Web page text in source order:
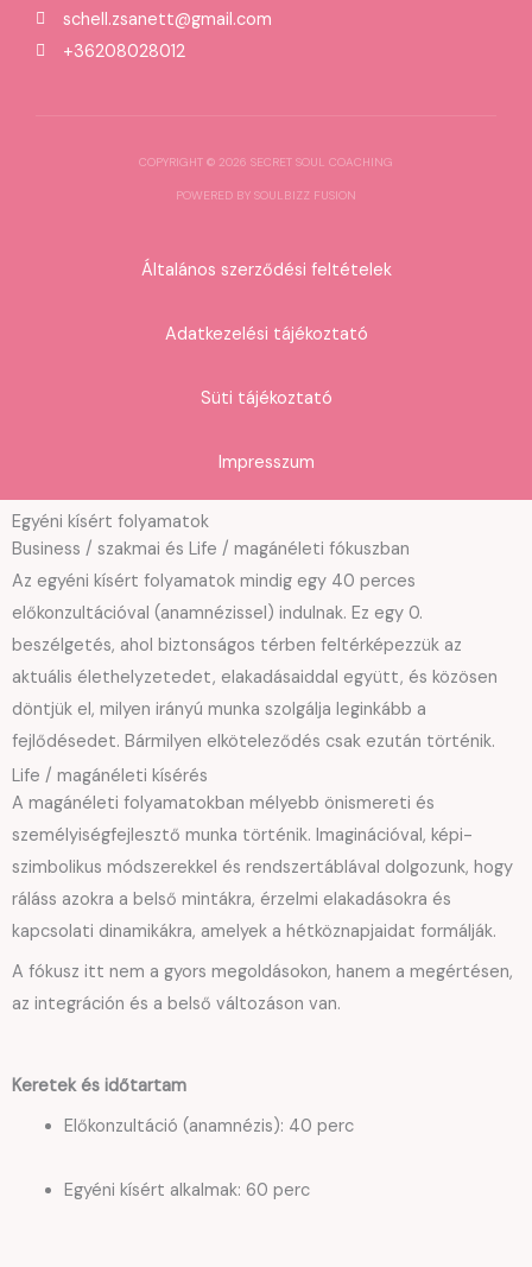
schell.zsanett@gmail.com
+36208028012
COPYRIGHT © 2026 SECRET SOUL COACHING
POWERED BY SOULBIZZ FUSION
Általános szerződési feltételek
Adatkezelési tájékoztató
Süti tájékoztató
Impresszum
Egyéni kísért folyamatok
Business / szakmai és Life / magánéleti fókuszban
Az egyéni kísért folyamatok mindig egy 40 perces
előkonzultációval (anamnézissel) indulnak. Ez egy 0.
beszélgetés, ahol biztonságos térben feltérképezzük az
aktuális élethelyzetedet, elakadásaiddal együtt, és közösen
döntjük el, milyen irányú munka szolgálja leginkább a
fejlődésedet. Bármilyen elköteleződés csak ezután történik.
Life / magánéleti kísérés
A magánéleti folyamatokban mélyebb önismereti és
személyiségfejlesztő munka történik. Imaginációval, képi-
szimbolikus módszerekkel és rendszertáblával dolgozunk, hogy
ráláss azokra a belső mintákra, érzelmi elakadásokra és
kapcsolati dinamikákra, amelyek a hétköznapjaidat formálják.
A fókusz itt nem a gyors megoldásokon, hanem a megértésen,
az integráción és a belső változáson van.
Keretek és időtartam
Előkonzultáció (anamnézis): 40 perc
Egyéni kísért alkalmak: 60 perc